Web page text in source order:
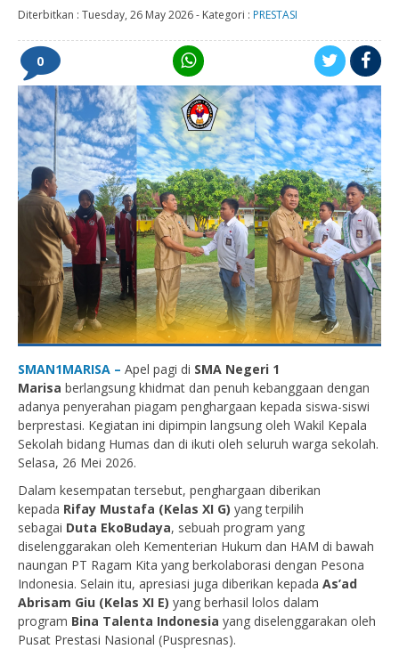
Diterbitkan : Tuesday, 26 May 2026- Kategori : PRESTASI
0
SMAN1MARISA – Apel pagi di SMA Negeri 1
Marisa berlangsung khidmat dan penuh kebanggaan dengan
adanya penyerahan piagam penghargaan kepada siswa-siswi
berprestasi. Kegiatan ini dipimpin langsung oleh Wakil Kepala
Sekolah bidang Humas dan di ikuti oleh seluruh warga sekolah.
Selasa, 26 Mei 2026.
Dalam kesempatan tersebut, penghargaan diberikan
kepada Rifay Mustafa (Kelas XI G) yang terpilih
sebagai Duta EkoBudaya, sebuah program yang
diselenggarakan oleh Kementerian Hukum dan HAM di bawah
naungan PT Ragam Kita yang berkolaborasi dengan Pesona
Indonesia. Selain itu, apresiasi juga diberikan kepada As’ad
Abrisam Giu (Kelas XI E) yang berhasil lolos dalam
program Bina Talenta Indonesia yang diselenggarakan oleh
Pusat Prestasi Nasional (Puspresnas).